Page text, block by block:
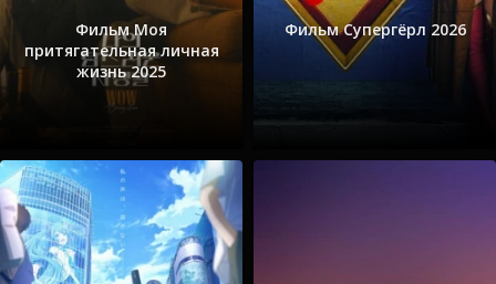
Фильм Моя
притягательная личная
жизнь 2025
Фильм Супергёрл 2026